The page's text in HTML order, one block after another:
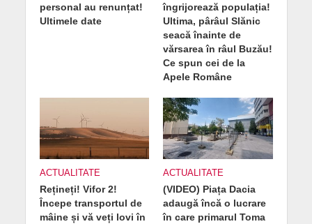
personal au renunțat!
Ultimele date
îngrijorează populația!
Ultima, pârâul Slănic
seacă înainte de
vărsarea în râul Buzău!
Ce spun cei de la
Apele Române
ACTUALITATE
Rețineți! Vifor 2!
Începe transportul de
mâine și vă veți lovi în
ACTUALITATE
(VIDEO) Piața Dacia
adaugă încă o lucrare
în care primarul Toma